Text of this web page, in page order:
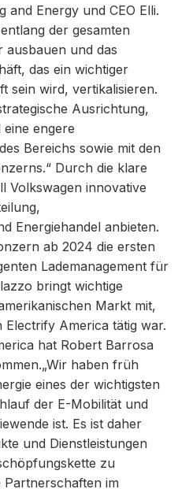
and Energy und CEO Elli.
der gesamten
ausbauen und das
das ein wichtiger
sein wird, vertikalisieren.
Ausrichtung,
engere
Bereichs sowie mit den
Durch die klare
Volkswagen innovative
Energiehandel anbieten.
ab 2024 die ersten
Lademanagement für
bringt wichtige
Markt mit,
Electrify America tätig war.
hat Robert Barrosa
haben früh
eines der wichtigsten
der E-Mobilität und
ist. Es ist daher
und Dienstleistungen
zu
im